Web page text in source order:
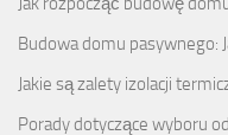
Budowa domu pasywnego:
Jakie są zalety izolacji
Porady dotyczące wyboru